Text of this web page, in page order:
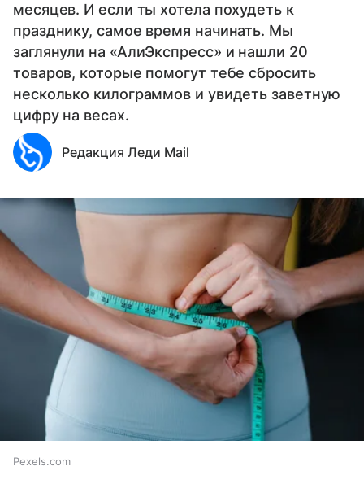
месяцев. И если ты хотела похудеть к
празднику, самое время начинать. Мы
заглянули на «АлиЭкспресс» и нашли 20
товаров, которые помогут тебе сбросить
несколько килограммов и увидеть заветную
цифру на весах.
Редакция Леди Mail
Pexels.com